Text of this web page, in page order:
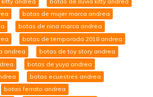
botas de mujer marca andrea
botas de nina marca andrea
botas de temporada 2018 andrea
andrea
botas de toy story andrea
botas de yuya andrea
botas ecuestres andrea
botas ferrato andrea